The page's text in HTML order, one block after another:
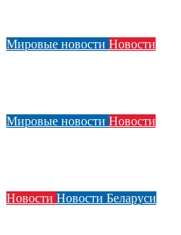
Мировые новости Новости
Мировые новости Новости
Новости Новости Беларуси